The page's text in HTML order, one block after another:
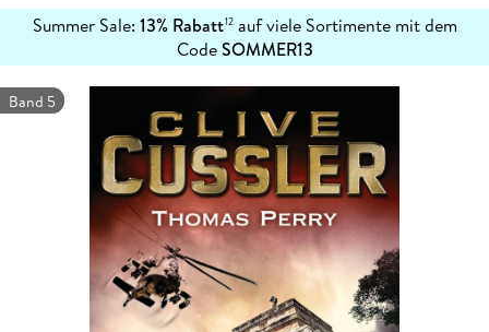
Summer Sale: 13% Rabatt12auf viele Sortimente mit dem
CodeSOMMER13
erfahren
Band 5